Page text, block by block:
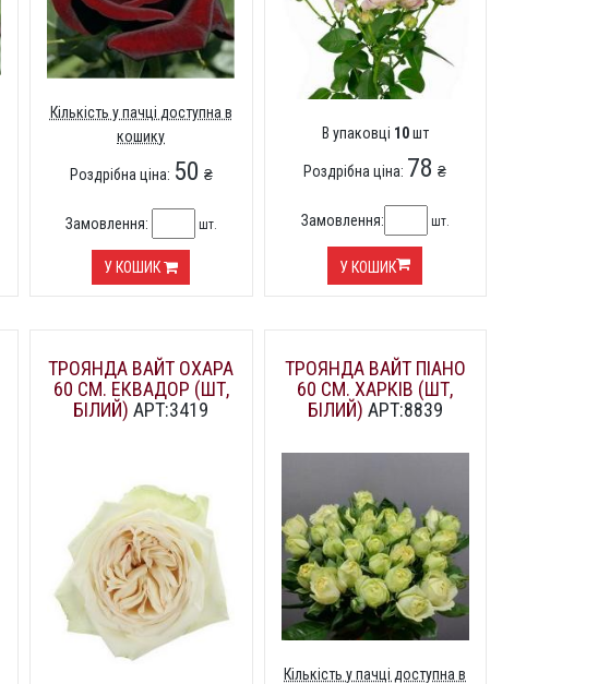
Кількість у пачці доступна в
кошику
Роздрібна ціна: 50 ₴
Замовлення: шт.
У КОШИК
В упаковці 10шт
Роздрібна ціна: 78 ₴
Замовлення: шт.
У КОШИК
ТРОЯНДА ВАЙТ ОХАРА
60 СМ. ЕКВАДОР (ШТ,
БІЛИЙ) АРТ:3419
ТРОЯНДА ВАЙТ ПІАНО
60 СМ. ХАРКІВ (ШТ,
БІЛИЙ) АРТ:8839
Кількість у пачці доступна в